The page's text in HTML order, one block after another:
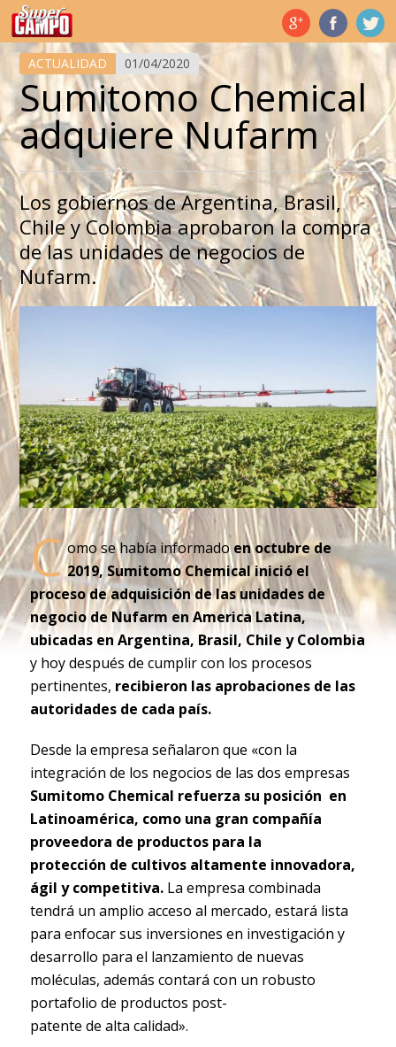
Temas de hoy
ACTUALIDAD 01/04/2020
Sumitomo Chemical
adquiere Nufarm
Los gobiernos de Argentina, Brasil,
Chile y Colombia aprobaron la compra
de las unidades de negocios de
Nufarm.
C omo se había informadoen octubre de
2019, Sumitomo Chemical inició el
proceso de adquisición de las unidades de
negocio de Nufarm en America Latina,
ubicadas en Argentina, Brasil, Chile y Colombia
y hoy después de cumplir con los procesos
pertinentes, recibieron las aprobaciones de las
autoridades de cada país.
Desde la empresa señalaron que «con la
integración de los negocios de las dos empresas
Sumitomo Chemical refuerza su posición en
Latinoamérica, como una gran compañía
proveedora de productos para la
protección de cultivos altamente innovadora,
ágil y competitiva.La empresa combinada
tendrá un amplio acceso al mercado, estará lista
para enfocar sus inversiones en investigación y
desarrollo para el lanzamiento de nuevas
moléculas, además contará con un robusto
portafolio de productos post-
patente de alta calidad».